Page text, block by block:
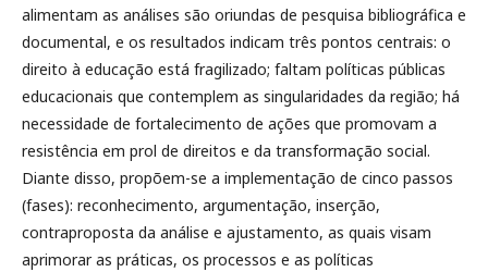
alimentam as análises são oriundas de pesquisa bibliográfica e
documental, e os resultados indicam três pontos centrais: o
direito à educação está fragilizado; faltam políticas públicas
educacionais que contemplem as singularidades da região; há
necessidade de fortalecimento de ações que promovam a
resistência em prol de direitos e da transformação social.
Diante disso, propõem-se a implementação de cinco passos
(fases): reconhecimento, argumentação, inserção,
contraproposta da análise e ajustamento, as quais visam
aprimorar as práticas, os processos e as políticas